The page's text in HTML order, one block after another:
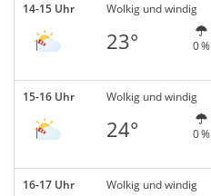
14-15 Uhr Wolkig und windig
23° 0 %
15-16 Uhr Wolkig und windig
24° 0 %
16-17 Uhr Wolkig und windig